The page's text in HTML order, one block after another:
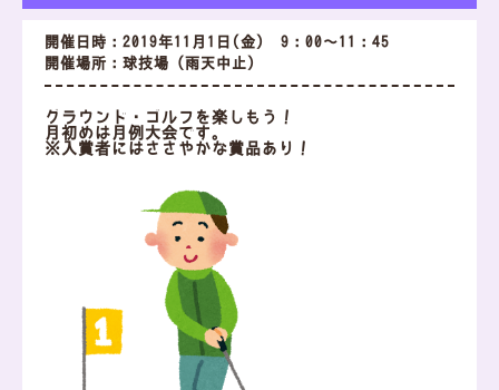
開催日時：2019年11月1日(金) 9：00～11：45
開催場所：球技場（雨天中止）
グラウンド・ゴルフを楽しもう！
月初めは月例大会です。
※入賞者にはささやかな賞品あり！